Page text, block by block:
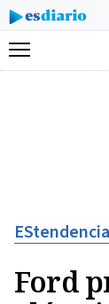
Menú
EStendencia
Ford